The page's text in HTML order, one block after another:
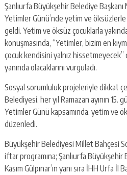
Şanlıurfa Büyükşehir Belediye Başkanı
Yetimler Günü’nde yetim ve
geldi. Yetim ve öksüz çocuklarla
konuşmasında, “Yetimler, bizim en
çocuk kendisini yalnız hissetmeyecek”
yanında olacaklarını vurguladı.
Sosyal sorumluluk projeleriyle dikkat
Belediyesi, her yıl Ramazan ayının 15.
Yetimler Günü kapsamında, yetim ve
düzenledi.
Büyükşehir Belediyesi Millet Bahçesi
iftar programına; Şanlıurfa Büyükşehir
Kasım Gülpınar’ın yanı sıra İHH Urfa İl